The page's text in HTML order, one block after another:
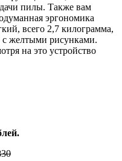
пилы. Также вам
эргономика
всего 2,7 килограмма,
с желтыми рисунками.
на это устройство